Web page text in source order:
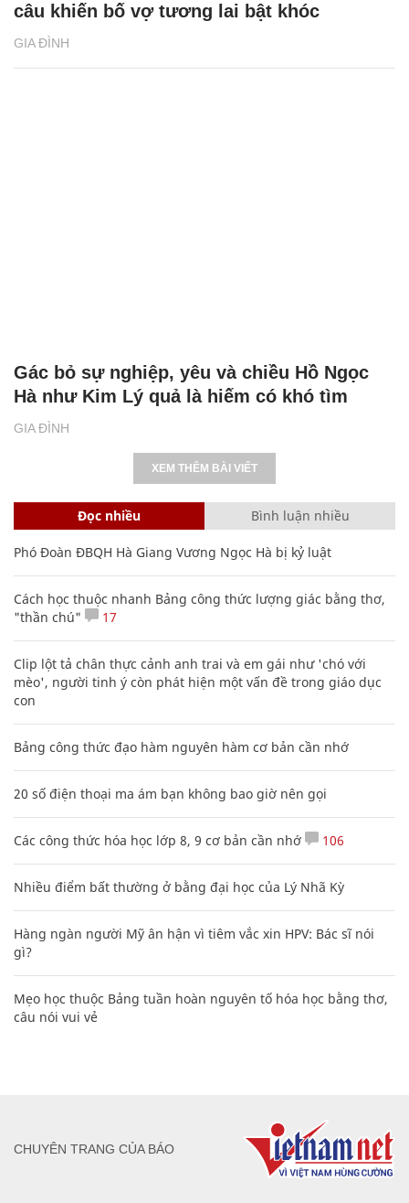
GIA ĐÌNH
câu khiến bố vợ tương lai bật khóc
GIA ĐÌNH
Gác bỏ sự nghiệp, yêu và chiều Hồ Ngọc
Hà như Kim Lý quả là hiếm có khó tìm
XEM THÊM BÀI VIẾT
Đọc nhiều Bình luận nhiều
Phó Đoàn ĐBQH Hà Giang Vương Ngọc Hà bị kỷ luật
Cách học thuộc nhanh Bảng công thức lượng giác bằng thơ,
"thần chú"
17
Clip lột tả chân thực cảnh anh trai và em gái như 'chó với
mèo', người tinh ý còn phát hiện một vấn đề trong giáo dục
con
Bảng công thức đạo hàm nguyên hàm cơ bản cần nhớ
20 số điện thoại ma ám bạn không bao giờ nên gọi
Các công thức hóa học lớp 8, 9 cơ bản cần nhớ 106
Nhiều điểm bất thường ở bằng đại học của Lý Nhã Kỳ
Hàng ngàn người Mỹ ân hận vì tiêm vắc xin HPV: Bác sĩ nói
gì?
Mẹo học thuộc Bảng tuần hoàn nguyên tố hóa học bằng thơ,
câu nói vui vẻ
CHUYÊN TRANG CỦA BÁO